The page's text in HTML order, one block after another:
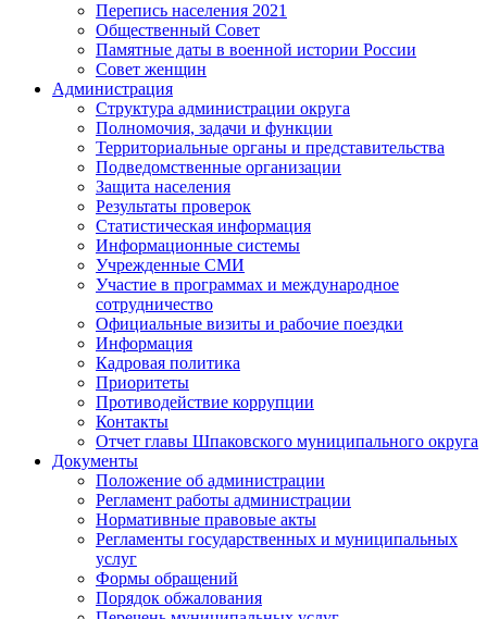
Перепись населения 2021
Общественный Совет
Памятные даты в военной истории России
Совет женщин
Администрация
Структура администрации округа
Полномочия, задачи и функции
Территориальные органы и представительства
Подведомственные организации
Защита населения
Результаты проверок
Статистическая информация
Информационные системы
Учрежденные СМИ
Участие в программах и международное
сотрудничество
Официальные визиты и рабочие поездки
Информация
Кадровая политика
Приоритеты
Противодействие коррупции
Контакты
Отчет главы Шпаковского муниципального округа
Документы
Положение об администрации
Регламент работы администрации
Нормативные правовые акты
Регламенты государственных и муниципальных
услуг
Формы обращений
Порядок обжалования